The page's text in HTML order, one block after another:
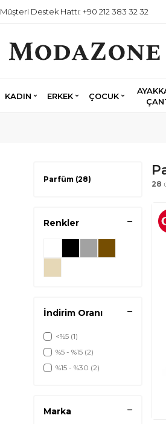
Müşteri Destek Hattı: +90 212 383 32 32
KADIN ERKEK ÇOCUK
Parfüm (28)
Renkler
İndirim Oranı
<%5 (1)
%5 - %15 (2)
%15 - %30 (2)
Marka
28